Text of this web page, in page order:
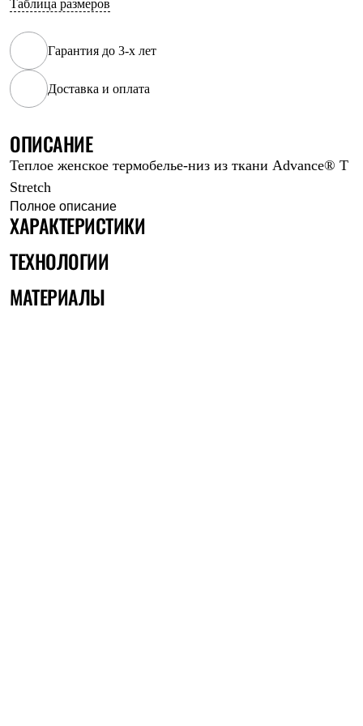
Рубашки
Толстовки
Брюки
Термобелье
Теплое термобелье
Среднее термобелье
Флисовая одежда
Куртки
Брюки
Детская одежда
Комбинезоны
Куртки
Утепленная синтетикой
Комбинезоны
Куртки
Брюки
ОПИСАНИЕ
Теплое женское термобелье-низ из ткани Advance® T
Stretch
Полное описание
ХАРАКТЕРИСТИКИ
ТЕХНОЛОГИИ
МАТЕРИАЛЫ
Таблица размеров
Гарантия до 3-х лет
Доставка и оплата